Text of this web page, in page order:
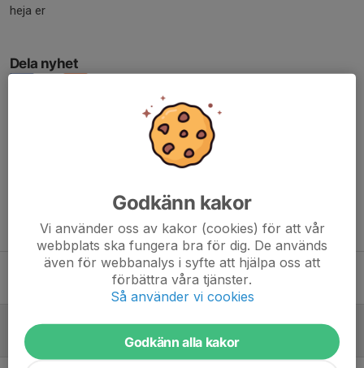
heja er
Dela nyhet
Tidigare nyheter
Fika och matchvärd
2 aug, 20:43 0
Fantastisk vecka
0
Godkänn kakor
Vi använder oss av kakor (cookies) för att vår
webbplats ska fungera bra för dig. De används
även för webbanalys i syfte att hjälpa oss att
förbättra våra tjänster.
Så använder vi cookies
Godkänn alla kakor